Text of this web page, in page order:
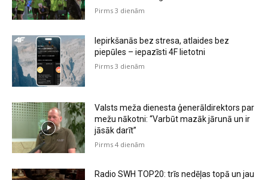
Pirms 3 dienām
Iepirkšanās bez stresa, atlaides bez
piepūles – iepazīsti 4F lietotni
Pirms 3 dienām
Valsts meža dienesta ģenerāldirektors par
mežu nākotni: “Varbūt mazāk jārunā un ir
jāsāk darīt”
Pirms 4 dienām
Radio SWH TOP20: trīs nedēļas topā un jau